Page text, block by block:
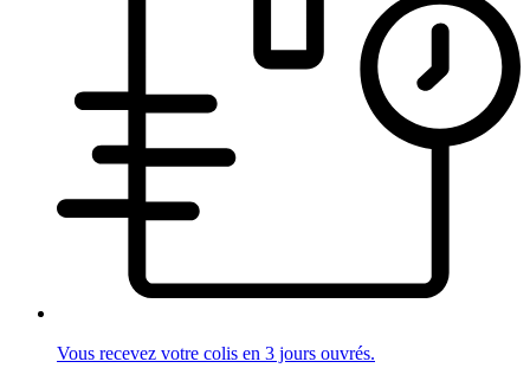
Vous recevez votre colis en 3 jours ouvrés.